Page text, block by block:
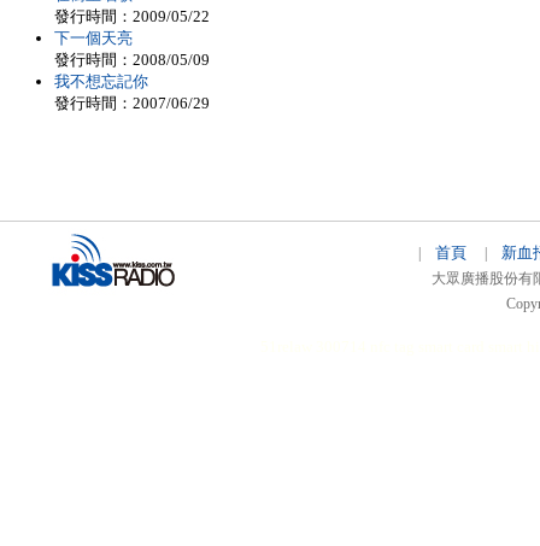
發行時間：2009/05/22
下一個天亮
發行時間：2008/05/09
我不想忘記你
發行時間：2007/06/29
首頁 新血
大眾廣播股份有